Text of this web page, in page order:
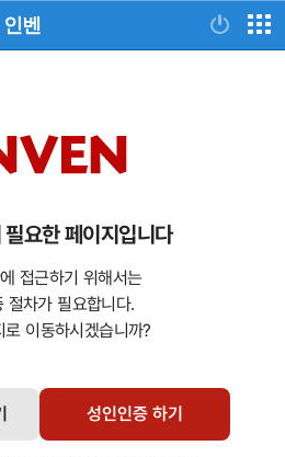
인벤
요한 페이지입니다
접근하기 위해서는
절차가 필요합니다.
로 이동하시겠습니까?
성인인증 하기